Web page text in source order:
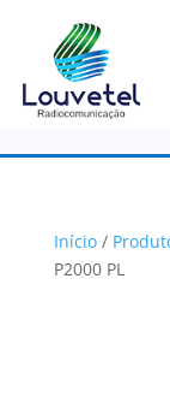
Início/
P2000 PL